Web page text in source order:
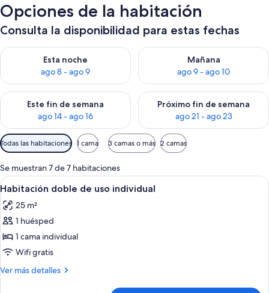
Opciones de la habitación
Consulta la disponibilidad para estas fechas
Esta noche
ago 8 - ago 9
Consulta la disponibilidad para esta noche, ago 8 - ago 9
Mañana
ago 9 - ago 10
Consulta la disponibilidad
Este fin de semana
ago 14 - ago 16
Consulta la disponibilidad para este fin de semana, ago 14 -
Próximo fin de semana
ago 21 - ago 23
Consulta la disponibilidad
Filtros
disponibles
para
las
habitaciones
Todas las habitaciones 1 cama 3 camas o más 2 camas
Se muestran 7 de 7 habitaciones
Abrir
todas
las
fotos
de
Habitación
doble
Una habitación de hotel moderna
7
Habitación doble de uso individual
25 m²
1 huésped
1 cama individual
Wifi gratis
Ver más detalles
Más